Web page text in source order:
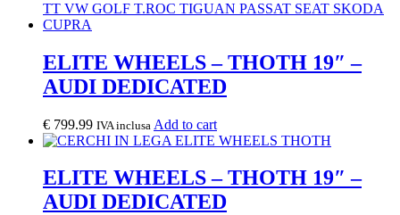
ELITE WHEELS – THOTH 19″ –
AUDI DEDICATED
€ 799.99 IVA inclusa Add to cart
ELITE WHEELS – THOTH 19″ –
AUDI DEDICATED